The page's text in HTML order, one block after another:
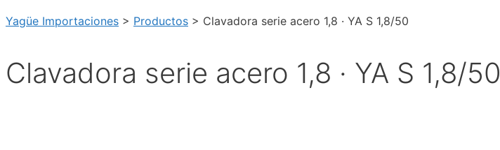
Yagüe Importaciones > Productos > Clavadora serie acero 1,8 · YA S 1,8/50
Clavadora serie acero 1,8 · YA S 1,8/50